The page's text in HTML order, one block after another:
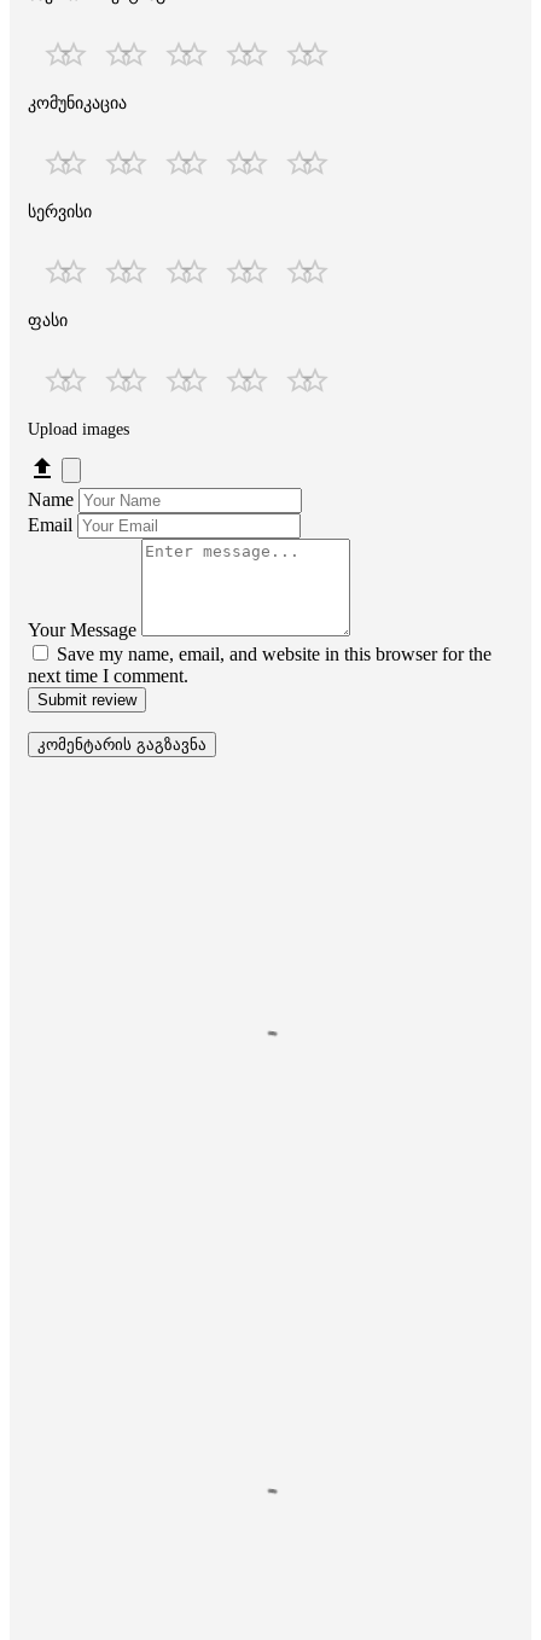
კომუნიკაცია
სერვისი
ფასი
Upload images
Name
Email
Your Message
Save my name, email, and website in this browser for the
next time I comment.
Submit review